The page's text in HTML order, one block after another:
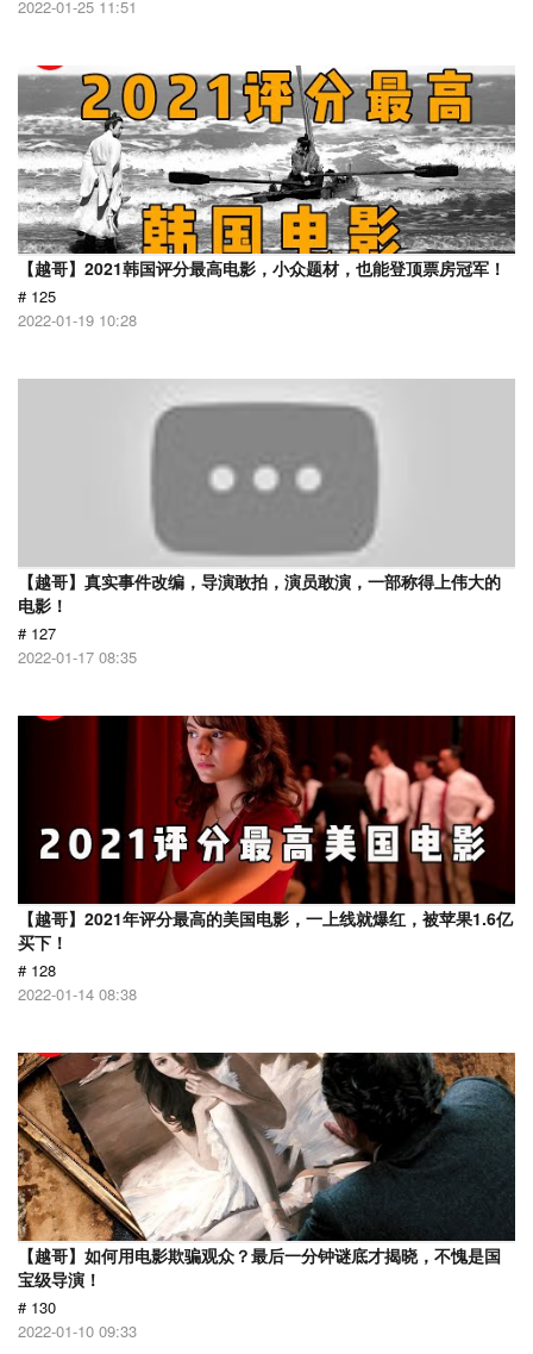
2022-01-25 11:51
【越哥】2021韩国评分最高电影，小众题材，也能登顶票房冠军！
# 125
2022-01-19 10:28
【越哥】真实事件改编，导演敢拍，演员敢演，一部称得上伟大的
电影！
# 127
2022-01-17 08:35
【越哥】2021年评分最高的美国电影，一上线就爆红，被苹果1.6亿
买下！
# 128
2022-01-14 08:38
【越哥】如何用电影欺骗观众？最后一分钟谜底才揭晓，不愧是国
宝级导演！
# 130
2022-01-10 09:33